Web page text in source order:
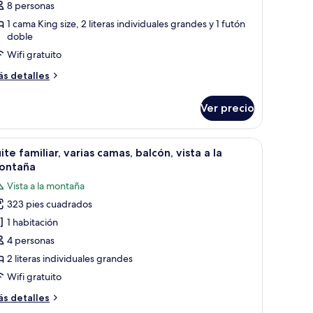
8 personas
1 cama King size, 2 literas individuales grandes y 1 futón
doble
Wifi gratuito
detalles
Ver precio
amplias y vistas a un paisaje montañoso.Una habitación con literas, un escritorio y
2
familiar, varias camas, balcón, vista a la
Vista a la montaña
323 pies cuadrados
1 habitación
4 personas
2 literas individuales grandes
Wifi gratuito
detalles